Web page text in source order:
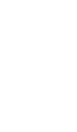
lấy code liên kết các